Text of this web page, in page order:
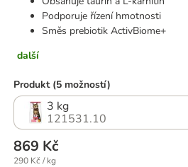
Podporuje řízení hmotnosti
Směs prebiotik ActivBiome+
další
Produkt (5 možností)
3 kg
121531.10
869 Kč
290 Kč / kg